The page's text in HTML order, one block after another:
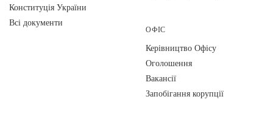
Конституція України
Всі документи
ОФІС
Керівництво Офісу
Оголошення
Вакансії
Запобігання корупції